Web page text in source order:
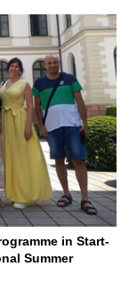
in Start-
Summer